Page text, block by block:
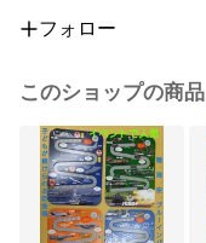
フォロー
このショップの商品